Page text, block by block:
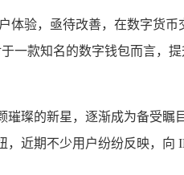
体验，亟待改善，在数字货
一款知名的数字钱包而言，
璀璨的新星，逐渐成为备受瞩
近期不少用户纷纷反映，